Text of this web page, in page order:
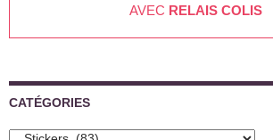
AVEC RELAIS COLIS
CATÉGORIES